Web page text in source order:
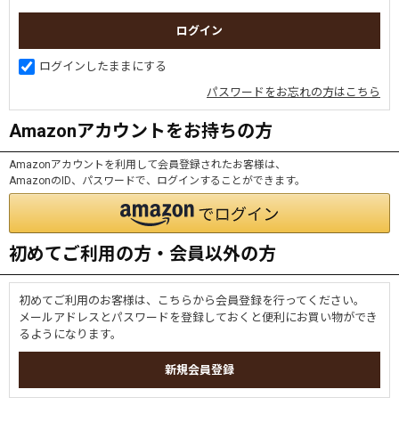
ログインしたままにする
パスワードをお忘れの方はこちら
Amazonアカウントをお持ちの方
Amazonアカウントを利用して会員登録されたお客様は、
AmazonのID、パスワードで、ログインすることができます。
初めてご利用の方・会員以外の方
初めてご利用のお客様は、こちらから会員登録を行ってください。
メールアドレスとパスワードを登録しておくと便利にお買い物ができ
るようになります。